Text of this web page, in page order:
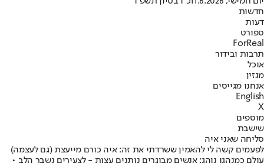
חדשות
דעות
ספורט
ForReal
תרבות ובידור
אוכל
מגזין
אנחנו מגייסים
English
X
מוספים
שישבת
סליחה שאני איה
לפעמים קשה לי להאמין ששרדתי את זה: איה כורם מייעצת (גם לעצמה)
עולם כמנהגו נוהג: אנשים מבוגרים נותנים עצות - לצעירים נשבר הלב •